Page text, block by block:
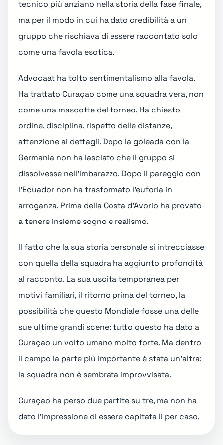
tecnico più anziano nella storia della fase finale,
ma per il modo in cui ha dato credibilità a un
gruppo che rischiava di essere raccontato solo
come una favola esotica.
Advocaat ha tolto sentimentalismo alla favola.
Ha trattato Curaçao come una squadra vera, non
come una mascotte del torneo. Ha chiesto
ordine, disciplina, rispetto delle distanze,
attenzione ai dettagli. Dopo la goleada con la
Germania non ha lasciato che il gruppo si
dissolvesse nell'imbarazzo. Dopo il pareggio con
l'Ecuador non ha trasformato l'euforia in
arroganza. Prima della Costa d'Avorio ha provato
a tenere insieme sogno e realismo.
Il fatto che la sua storia personale si intrecciasse
con quella della squadra ha aggiunto profondità
al racconto. La sua uscita temporanea per
motivi familiari, il ritorno prima del torneo, la
possibilità che questo Mondiale fosse una delle
sue ultime grandi scene: tutto questo ha dato a
Curaçao un volto umano molto forte. Ma dentro
il campo la parte più importante è stata un'altra:
la squadra non è sembrata improvvisata.
Curaçao ha perso due partite su tre, ma non ha
dato l'impressione di essere capitata lì per caso.